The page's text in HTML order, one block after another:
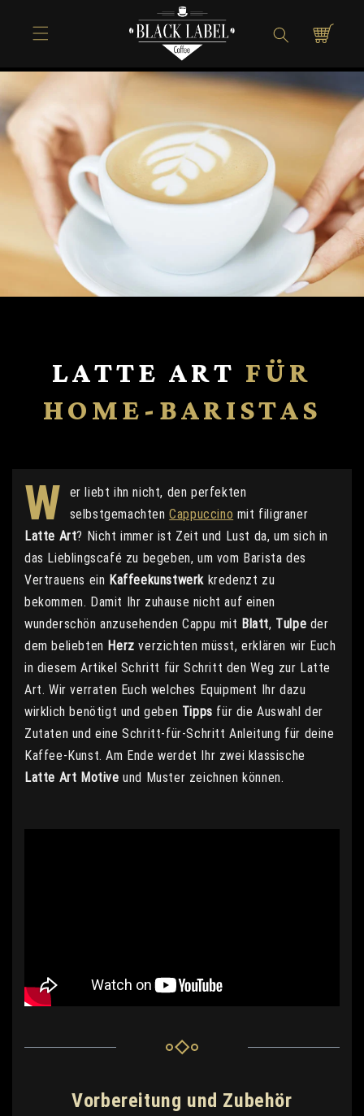
Inhalt
Warenkorb
LATTE ART FÜR
HOME-BARISTAS
W
er liebt ihn nicht, den perfekten
selbstgemachtenCappuccino mit filigraner
Latte Art? Nicht immer ist Zeit und Lust da, um sich in
das Lieblingscafé zu begeben, um vom Barista des
Vertrauens ein Kaffeekunstwerk kredenzt zu
bekommen. Damit Ihr zuhause nicht auf einen
wunderschön anzusehenden Cappu mit Blatt, Tulpe der
dem beliebten Herzverzichten müsst, erklären wir Euch
in diesem Artikel Schritt für Schritt den Weg zur Latte
Art. Wir verraten Euch welches Equipment Ihr dazu
wirklich benötigt und geben Tipps für die Auswahl der
Zutaten und eine Schritt-für-Schritt Anleitung für deine
Kaffee-Kunst. Am Ende werdet Ihr zwei klassische
Latte Art Motive und Muster zeichnen können.
Vorbereitung und Zubehör